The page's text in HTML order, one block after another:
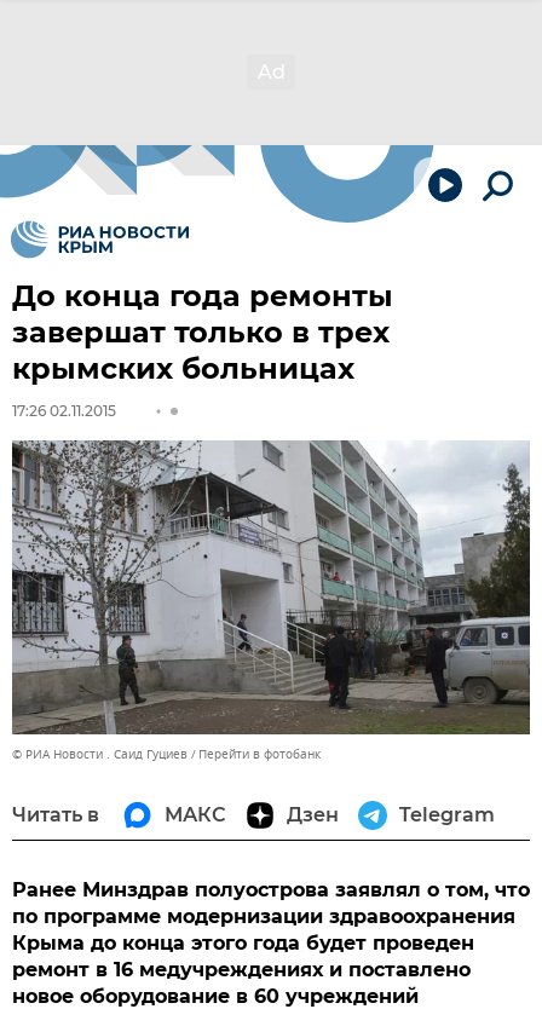
До конца года ремонты
завершат только в трех
крымских больницах
17:26 02.11.2015
© РИА Новости . Саид Гуциев Перейти в фотобанк
Читать в МАКС Дзен Telegram
Ранее Минздрав полуострова заявлял о том, что
по программе модернизации здравоохранения
Крыма до конца этого года будет проведен
ремонт в 16 медучреждениях и поставлено
новое оборудование в 60 учреждений